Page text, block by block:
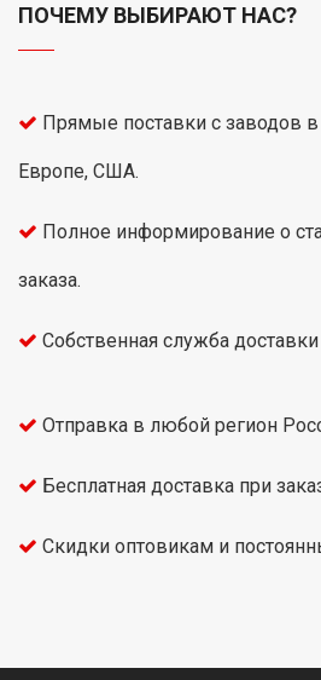
ПОЧЕМУ ВЫБИРАЮТ НАС?
Прямые поставки с заводов в
Европе, США.
Полное информирование о
заказа.
Собственная служба
Отправка в любой регион
Бесплатная доставка при
Скидки оптовикам и